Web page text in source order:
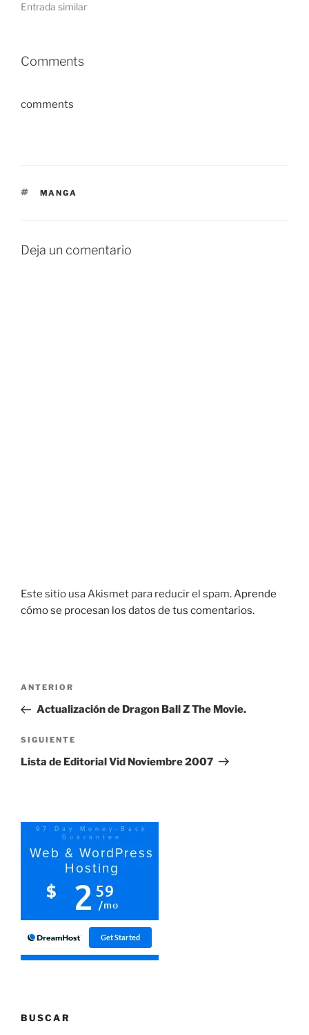
Entrada similar
Comments
comments
ETIQUETAS
MANGA
Deja un comentario
Este sitio usa Akismet para reducir el spam.Aprende
cómo se procesan los datos de tus comentarios.
Navegación
entradas
Entrada
anterior:
ANTERIOR
Actualización de Dragon Ball Z The Movie.
Siguiente
entrada
SIGUIENTE
Lista de Editorial Vid Noviembre 2007
BUSCAR